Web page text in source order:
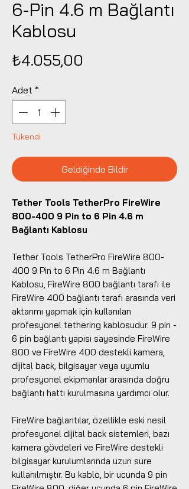
6-Pin 4.6 m Bağlantı
Kablosu
₺4.055,00
Adet *
Tükendi
Geldiğinde Bildir
Tether Tools TetherPro FireWire
800-400 9 Pin to 6 Pin 4.6 m
Bağlantı Kablosu
Tether Tools TetherPro FireWire 800-
400 9 Pin to 6 Pin 4.6 m Bağlantı
Kablosu, FireWire 800 bağlantı tarafı ile
FireWire 400 bağlantı tarafı arasında veri
aktarımı yapmak için kullanılan
profesyonel tethering kablosudur. 9 pin -
6 pin bağlantı yapısı sayesinde FireWire
800 ve FireWire 400 destekli kamera,
dijital back, bilgisayar veya uyumlu
profesyonel ekipmanlar arasında doğru
bağlantı hattı kurulmasına yardımcı olur.
FireWire bağlantılar, özellikle eski nesil
profesyonel dijital back sistemleri, bazı
kamera gövdeleri ve FireWire destekli
bilgisayar kurulumlarında uzun süre
kullanılmıştır. Bu kablo, bir ucunda 9 pin